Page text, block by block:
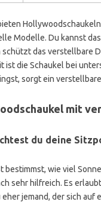
Modelle. Du kannst
das verstellbare
ist die Schaukel bei
sorgt ein
mit
du deine
bestimmst, wie viel
sehr hilfreich. Es
eher jemand, der sich